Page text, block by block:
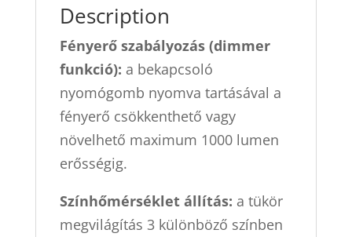
Description
Fényerő szabályozás (dimmer
funkció): a bekapcsoló
nyomógomb nyomva tartásával a
fényerő csökkenthető vagy
növelhető maximum 1000 lumen
erősségig.
Színhőmérséklet állítás: a tükör
megvilágítás 3 különböző színben